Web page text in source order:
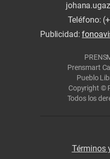
Teléfono:
Publicidad:
Prensmart
Pueblo
Copyright ©
Todos los
Términos